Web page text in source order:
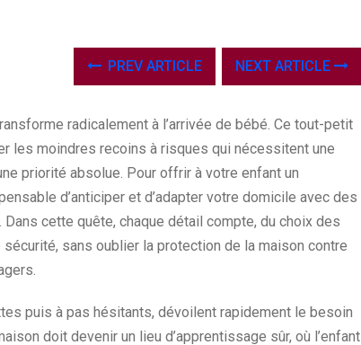
PREV ARTICLE NEXT ARTICLE
radicalement à l’arrivée de bébé. Ce tout-petit
les moindres recoins à risques qui nécessitent une
priorité absolue. Pour offrir à votre enfant un
d’anticiper et d’adapter votre domicile avec des
cette quête, chaque détail compte, du choix des
sans oublier la protection de la maison contre
puis à pas hésitants, dévoilent rapidement le besoin
doit devenir un lieu d’apprentissage sûr, où l’enfant